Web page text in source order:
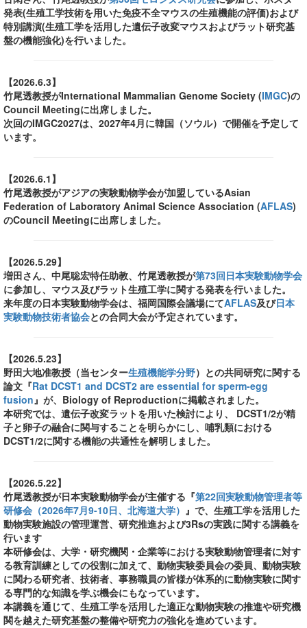
発表(生殖工学技術を用いた免疫不全マウスの生殖機能の評価)および
特別講演(生殖工学を活用した遺伝子改変マウスおよびラット研究基
盤の機能強化)を行いました。
【2026.6.3】
竹尾透教授がInternational Mammalian Genome Society (IMGC)の
Council Meetingに出席しました。
次回のIMGC2027は、2027年4月に韓国（ソウル）で開催を予定して
います。
【2026.6.1】
竹尾透教授がアジアの実験動物学会が加盟しているAsian
Federation of Laboratory Animal Science Association (AFLAS)
のCouncil Meetingに出席しました。
【2026.5.29】
増田さん、中尾聡宏特任助教、竹尾透教授が第73回日本実験動物学会
に参加し、マウス及びラット生殖工学に関する発表を行いました。
来年度の日本実験動物学会は、福岡国際会議場にてAFLAS及び日本
実験動物技術者協会との合同大会が予定されています。
【2026.5.23】
野田大地准教授（当センター生殖機能学分野）との共同研究に関する
論文『Rat DCST1 and DCST2 are essential for sperm-egg
fusion』が、Biology of Reproductionに掲載されました。
本研究では、遺伝子改変ラットを用いた検討により、 DCST1/2が精
子と卵子の融合に関与することを明らかにし、哺乳類における
DCST1/2に関する機能の共通性を解明しました。
【2026.5.22】
竹尾透教授が日本実験動物学会が主催する『第22回実験動物管理者等
研修会（2026年7月9-10日、北海道大学） 』で、生殖工学を活用した
動物実験施設の管理運営、研究推進および3Rsの実践に関する講義を
行います
本研修会は、大学・研究機関・企業等における実験動物管理者に対す
る教育訓練としての役割に加えて、動物実験委員会の委員、動物実験
に関わる研究者、技術者、事務職員の皆様が体系的に動物実験に関す
る専門的な知識を学ぶ機会にもなっています。
本講義を通じて、生殖工学を活用した適正な動物実験の推進や研究機
関を越えた研究基盤の整備や研究力の強化を進めています。